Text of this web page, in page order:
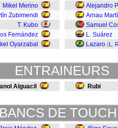
Mikel Merino
Zubimendi
T. Kubo
Fernández
Oyarzabal
Alejandro
Arnau
Samuel
L. Suárez
Lazaro (L.
ENTRAINEURS
Alguacil Rubi
BANCS DE